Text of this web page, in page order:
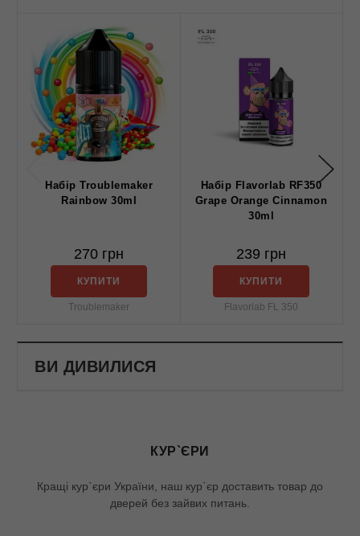
Набір Troublemaker
Rainbow 30ml
270 грн
КУПИТИ
Troublemaker
Набір Flavorlab RF350
Grape Orange Cinnamon
30ml
239 грн
КУПИТИ
Flavorlab FL 350
ВИ ДИВИЛИСЯ
КУР`ЄРИ
Кращі кур`єри України, наш кур`єр доставить товар до
дверей без зайвих питань.